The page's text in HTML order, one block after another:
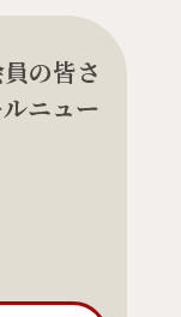
の皆さ
ニュー